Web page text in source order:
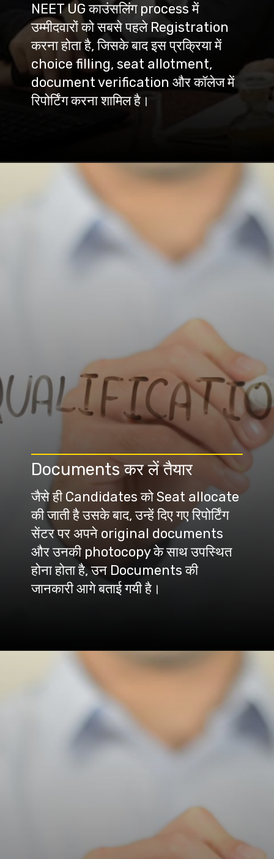
NEET UG काउंसलिंग process में
उम्मीदवारों को सबसे पहले Registration
करना होता है, जिसके बाद इस प्रक्रिया में
choice filling, seat allotment,
document verification और कॉलेज में
रिपोर्टिंग करना शामिल है।
जैसे ही Candidates को Seat allocate
की जाती है उसके बाद, उन्हें दिए गए रिपोर्टिंग
सेंटर पर अपने original documents
और उनकी photocopy के साथ उपस्थित
होना होता है, उन Documents की
जानकारी आगे बताई गयी है।
Documents कर लें तैयार